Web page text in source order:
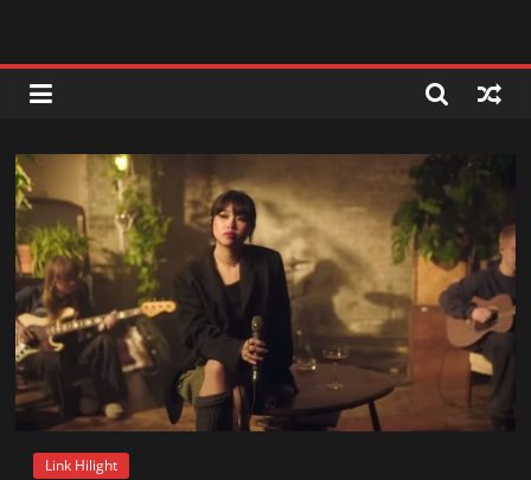
ลพบุรี
สถานี
ลพบุรี
วิทยุ
FM
ลพบุรี
Link Hilight